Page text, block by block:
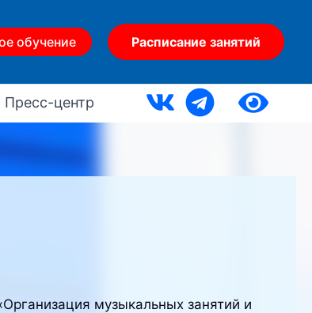
обучение Расписание занятий
Пресс-центр
музыкальных занятий и